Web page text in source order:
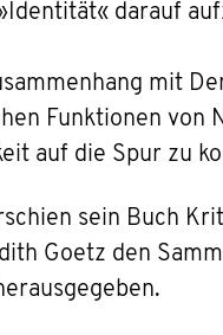
darauf
mit
Funktionen von
auf die Spur zu
sein Buch
Goetz den